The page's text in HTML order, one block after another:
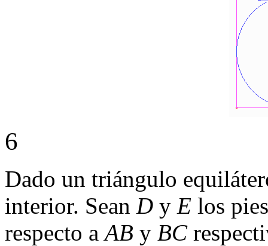
6
Dado un triángulo
interior. Sean D y E los
respecto aAB y BC